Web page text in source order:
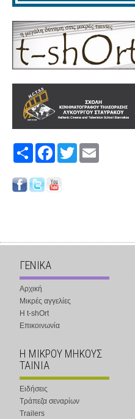
Share FacebookTwitter
ΓΕΝΙΚΑ
Αρχική
Μικρές αγγελίες
Η t-shOrt
Επικοινωνία
Η ΜΙΚΡΟΥ ΜΗΚΟΥΣ
ΤΑΙΝΙΑ
Ειδήσεις
Τράπεζα σεναρίων
Trailers